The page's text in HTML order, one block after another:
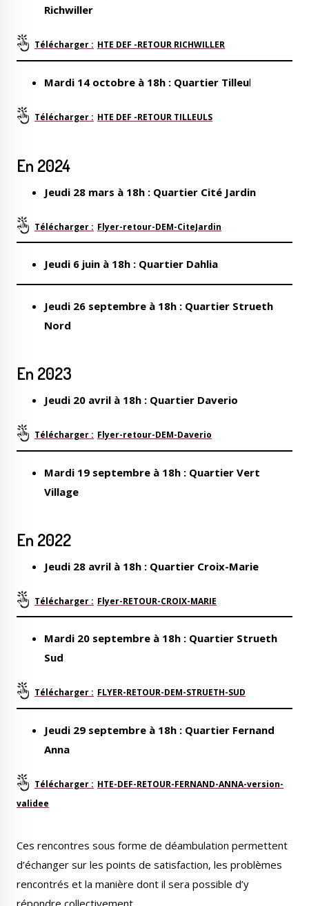
Richwiller
HTE DEF -RETOUR RICHWILLER
Mardi 14 octobre à 18h : Quartier Tilleul
HTE DEF -RETOUR TILLEULS
En 2024
Jeudi 28 mars à 18h : Quartier Cité Jardin
Flyer-retour-DEM-CiteJardin
Jeudi 6 juin à 18h : Quartier Dahlia
Jeudi 26 septembre à 18h : Quartier Strueth
Nord
En 2023
Jeudi 20 avril à 18h : Quartier Daverio
Flyer-retour-DEM-Daverio
Mardi 19 septembre à 18h : Quartier Vert
Village
En 2022
Jeudi 28 avril à 18h : Quartier Croix-Marie
Flyer-RETOUR-CROIX-MARIE
Mardi 20 septembre à 18h : Quartier Strueth
Sud
FLYER-RETOUR-DEM-STRUETH-SUD
Jeudi 29 septembre à 18h : Quartier Fernand
Anna
HTE-DEF-RETOUR-FERNAND-ANNA-version-
validee
Ces rencontres sous forme de déambulation permettent
d’échanger sur les points de satisfaction, les problèmes
rencontrés et la manière dont il sera possible d’y
répondre collectivement.